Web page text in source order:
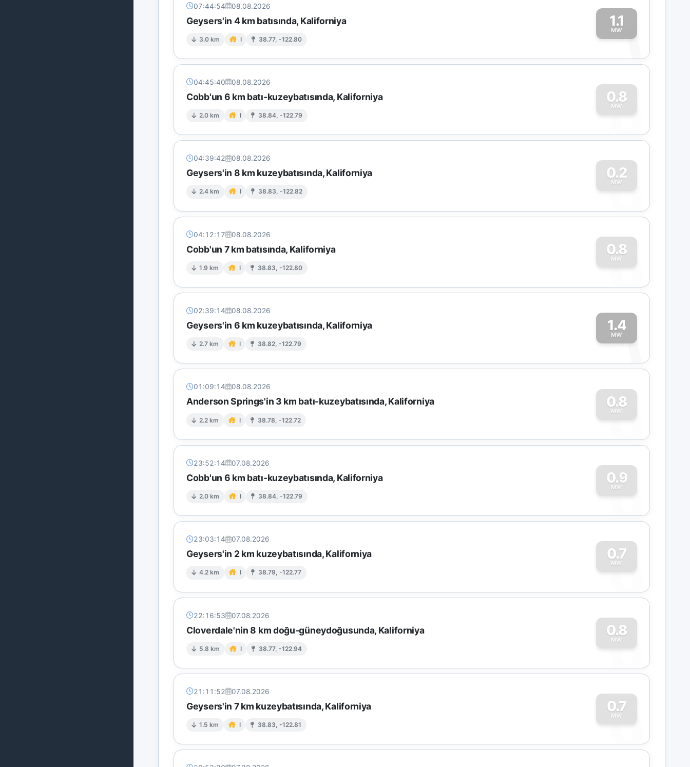
07:44:54 08.08.2026
Geysers'in 4 km batısında, Kaliforniya
3.0 km I 38.77, -122.80
1.1
MW
1
04:45:40 08.08.2026
Cobb'un 6 km batı-kuzeybatısında, Kaliforniya
2.0 km I 38.84, -122.79
0.8
MW
0
04:39:42 08.08.2026
Geysers'in 8 km kuzeybatısında, Kaliforniya
2.4 km I 38.83, -122.82
0.2
MW
0
04:12:17 08.08.2026
Cobb'un 7 km batısında, Kaliforniya
1.9 km I 38.83, -122.80
0.8
MW
0
02:39:14 08.08.2026
Geysers'in 6 km kuzeybatısında, Kaliforniya
2.7 km I 38.82, -122.79
1.4
MW
1
01:09:14 08.08.2026
Anderson Springs'in 3 km batı-kuzeybatısında, Kaliforniya
2.2 km I 38.78, -122.72
0.8
MW
0
23:52:14 07.08.2026
Cobb'un 6 km batı-kuzeybatısında, Kaliforniya
2.0 km I 38.84, -122.79
0.9
MW
0
23:03:14 07.08.2026
Geysers'in 2 km kuzeybatısında, Kaliforniya
4.2 km I 38.79, -122.77
0.7
MW
0
22:16:53 07.08.2026
Cloverdale'nin 8 km doğu-güneydoğusunda, Kaliforniya
5.8 km I 38.77, -122.94
0.8
MW
0
21:11:52 07.08.2026
Geysers'in 7 km kuzeybatısında, Kaliforniya
1.5 km I 38.83, -122.81
0.7
MW
0